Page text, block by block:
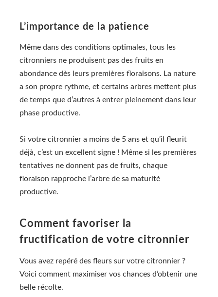
L’importance de la patience
Même dans des conditions optimales, tous les
citronniers ne produisent pas des fruits en
abondance dès leurs premières floraisons. La nature
a son propre rythme, et certains arbres mettent plus
de temps que d’autres à entrer pleinement dans leur
phase productive.
Si votre citronnier a moins de 5 ans et qu’il fleurit
déjà, c’est un excellent signe ! Même si les premières
tentatives ne donnent pas de fruits, chaque
floraison rapproche l’arbre de sa maturité
productive.
Comment favoriser la
fructification de votre citronnier
Vous avez repéré des fleurs sur votre citronnier ?
Voici comment maximiser vos chances d’obtenir une
belle récolte.